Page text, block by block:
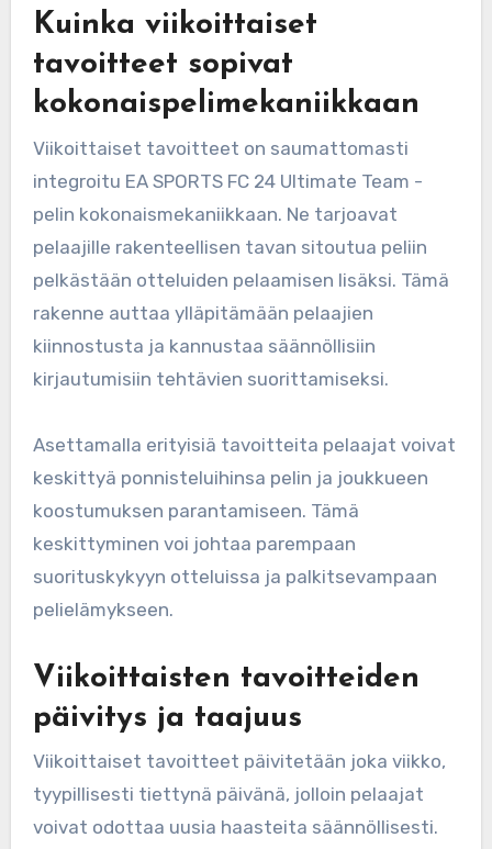
Kuinka viikoittaiset
tavoitteet sopivat
kokonaispelimekaniikkaan
Viikoittaiset tavoitteet on saumattomasti
integroitu EA SPORTS FC 24 Ultimate Team -
pelin kokonaismekaniikkaan. Ne tarjoavat
pelaajille rakenteellisen tavan sitoutua peliin
pelkästään otteluiden pelaamisen lisäksi. Tämä
rakenne auttaa ylläpitämään pelaajien
kiinnostusta ja kannustaa säännöllisiin
kirjautumisiin tehtävien suorittamiseksi.
Asettamalla erityisiä tavoitteita pelaajat voivat
keskittyä ponnisteluihinsa pelin ja joukkueen
koostumuksen parantamiseen. Tämä
keskittyminen voi johtaa parempaan
suorituskykyyn otteluissa ja palkitsevampaan
pelielämykseen.
Viikoittaisten tavoitteiden
päivitys ja taajuus
Viikoittaiset tavoitteet päivitetään joka viikko,
tyypillisesti tiettynä päivänä, jolloin pelaajat
voivat odottaa uusia haasteita säännöllisesti.